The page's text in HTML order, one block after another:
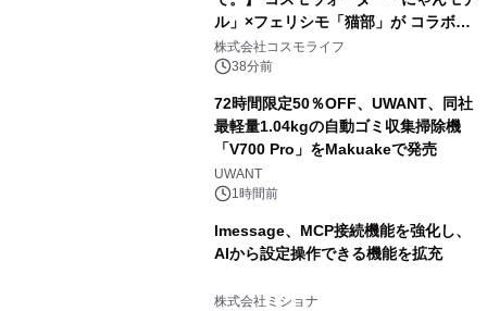
ル」×フェリシモ「猫部」が コラボキ
ャンペーンを実施
株式会社コスモライフ
38分前
72時間限定50％OFF、UWANT、同社
最軽量1.04kgの自動ゴミ収集掃除機
「V700 Pro」をMakuakeで発売
UWANT
1時間前
lmessage、MCP接続機能を強化し、
AIから設定操作できる機能を拡充
株式会社ミショナ